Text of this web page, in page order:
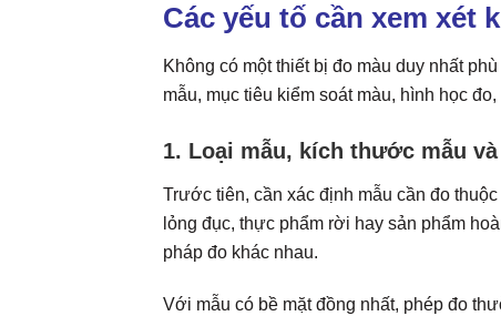
Các yếu tố cần xem xét
Không có một thiết bị đo màu duy nhất
mẫu, mục tiêu kiểm soát màu, hình học
1. Loại mẫu, kích thước mẫu
Trước tiên, cần xác định mẫu cần đo
lỏng đục, thực phẩm rời hay sản phẩm
pháp đo khác nhau.
Với mẫu có bề mặt đồng nhất, phép đo